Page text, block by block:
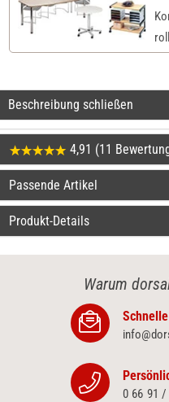
Beschreibung schließen
4,91 (11
Passende Artikel
Produkt-Details
Warum
0 66 91